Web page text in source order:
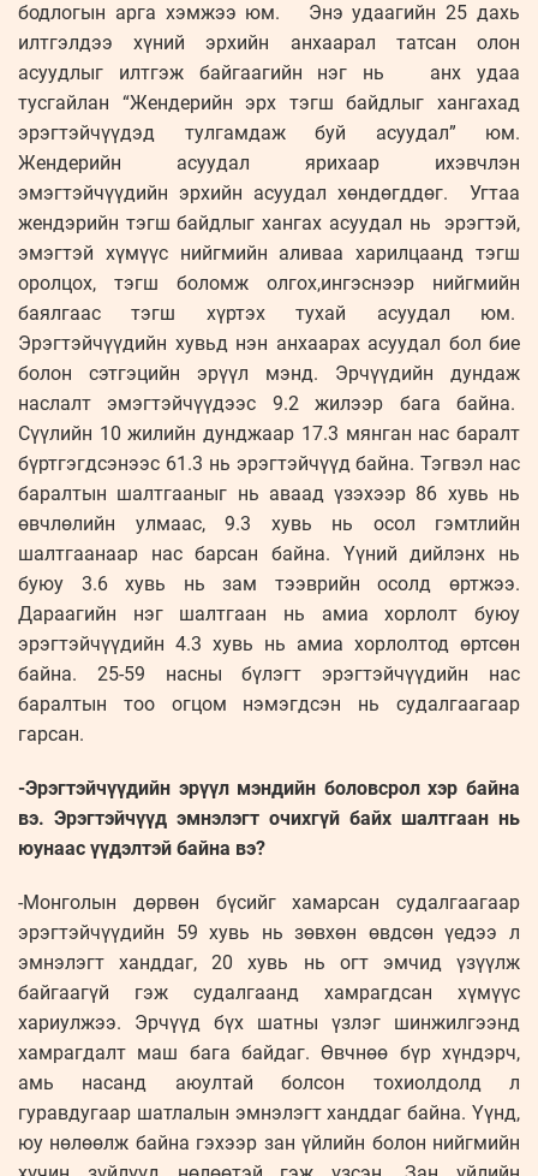
бодлогын арга хэмжээ юм. Энэ удаагийн 25 дахь
илтгэлдээ хүний эрхийн анхаарал татсан олон
асуудлыг илтгэж байгаагийн нэг нь анх удаа
тусгайлан “Жендерийн эрх тэгш байдлыг хангахад
эрэгтэйчүүдэд тулгамдаж буй асуудал” юм.
Жендерийн асуудал ярихаар ихэвчлэн
эмэгтэйчүүдийн эрхийн асуудал хөндөгддөг. Угтаа
жендэрийн тэгш байдлыг хангах асуудал нь эрэгтэй,
эмэгтэй хүмүүс нийгмийн аливаа харилцаанд тэгш
оролцох, тэгш боломж олгох,ингэснээр нийгмийн
баялгаас тэгш хүртэх тухай асуудал юм.
Эрэгтэйчүүдийн хувьд нэн анхаарах асуудал бол бие
болон сэтгэцийн эрүүл мэнд. Эрчүүдийн дундаж
наслалт эмэгтэйчүүдээс 9.2 жилээр бага байна.
Сүүлийн 10 жилийн дунджаар 17.3 мянган нас баралт
бүртгэгдсэнээс 61.3 нь эрэгтэйчүүд байна. Тэгвэл нас
баралтын шалтгааныг нь аваад үзэхээр 86 хувь нь
өвчлөлийн улмаас, 9.3 хувь нь осол гэмтлийн
шалтгаанаар нас барсан байна. Үүний дийлэнх нь
буюу 3.6 хувь нь зам тээврийн осолд өртжээ.
Дараагийн нэг шалтгаан нь амиа хорлолт буюу
эрэгтэйчүүдийн 4.3 хувь нь амиа хорлолтод өртсөн
байна. 25-59 насны бүлэгт эрэгтэйчүүдийн нас
баралтын тоо огцом нэмэгдсэн нь судалгаагаар
гарсан.
-Эрэгтэйчүүдийн эрүүл мэндийн боловсрол хэр байна
вэ. Эрэгтэйчүүд эмнэлэгт очихгүй байх шалтгаан нь
юунаас үүдэлтэй байна вэ?
-Монголын дөрвөн бүсийг хамарсан судалгаагаар
эрэгтэйчүүдийн 59 хувь нь зөвхөн өвдсөн үедээ л
эмнэлэгт ханддаг, 20 хувь нь огт эмчид үзүүлж
байгаагүй гэж судалгаанд хамрагдсан хүмүүс
хариулжээ. Эрчүүд бүх шатны үзлэг шинжилгээнд
хамрагдалт маш бага байдаг. Өвчнөө бүр хүндэрч,
амь насанд аюултай болсон тохиолдолд л
гуравдугаар шатлалын эмнэлэгт ханддаг байна. Үүнд,
юу нөлөөлж байна гэхээр зан үйлийн болон нийгмийн